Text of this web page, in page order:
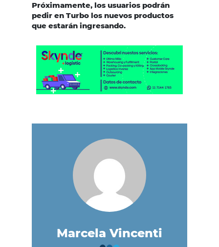
Próximamente, los usuarios podrán
pedir en Turbo los nuevos productos
que estarán ingresando.
Marcela Vincenti